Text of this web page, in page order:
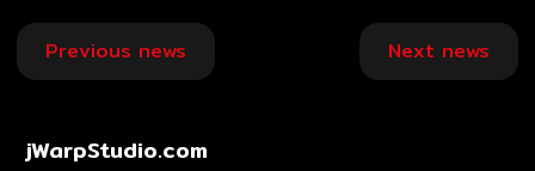
Post
navigation
Previous news Next news
jWarpStudio.com